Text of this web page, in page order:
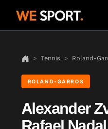
Tennis Roland-
ROLAND-GARROS
Alexander